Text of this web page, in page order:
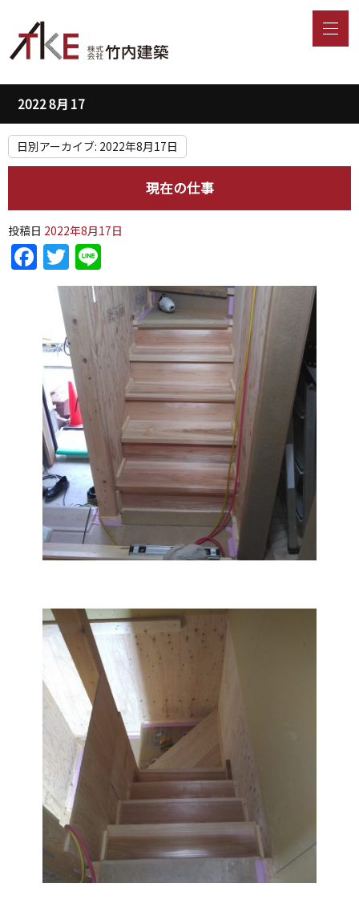
2022 8月 17
日別アーカイブ: 2022年8月17日
現在の仕事
投稿日 2022年8月17日
Facebook
Twitter